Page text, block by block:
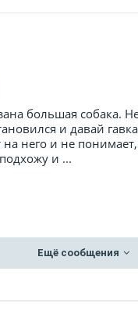
большая собака.
и давай
него и не
и ...
Ещё сообщения